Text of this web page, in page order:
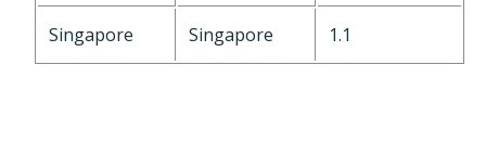
Singapore Singapore 1.1